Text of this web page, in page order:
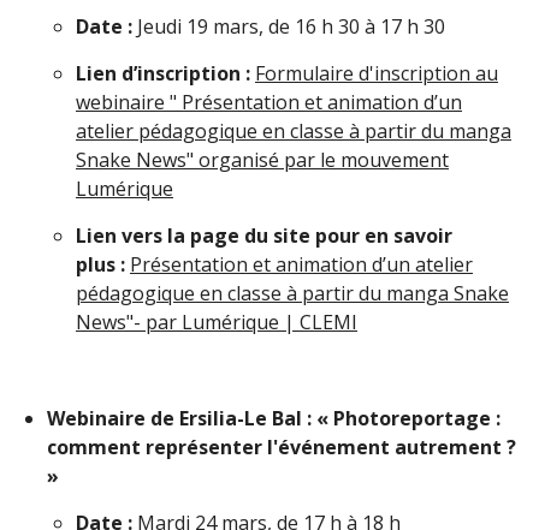
Date : Jeudi 19 mars, de 16 h 30 à 17 h 30
Lien d’inscription : Formulaire d'inscription au
webinaire " Présentation et animation d’un
atelier pédagogique en classe à partir du manga
Snake News" organisé par le mouvement
Lumérique
Lien vers la page du site pour en savoir
plus : Présentation et animation d’un atelier
pédagogique en classe à partir du manga Snake
News"- par Lumérique | CLEMI
Webinaire de Ersilia-Le Bal : « Photoreportage :
comment représenter l'événement autrement ?
»
Date : Mardi 24 mars, de 17 h à 18 h